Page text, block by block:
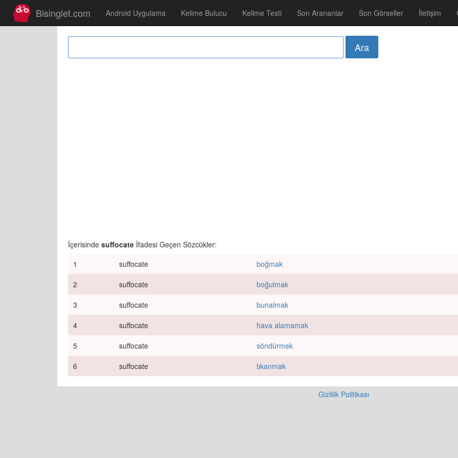
Bisinglet.com Android Uygulama Kelime Bulucu Kelime Testi Son Arananlar Son Görseller İletişim
İçerisinde suffocate İfadesi Geçen Sözcükler:
1
suffocate
boğmak
2
suffocate
boğulmak
3
suffocate
bunalmak
4
suffocate
hava alamamak
5
suffocate
söndürmek
6
suffocate tıkanmak
Gizlilik Politikası